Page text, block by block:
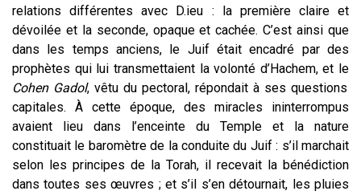
relations différentes avec D.ieu : la première claire et
dévoilée et la seconde, opaque et cachée. C’est ainsi que
dans les temps anciens, le Juif était encadré par des
prophètes qui lui transmettaient la volonté d’Hachem, et le
Cohen Gadol, vêtu du pectoral, répondait à ses questions
capitales. À cette époque, des miracles ininterrompus
avaient lieu dans l’enceinte du Temple et la nature
constituait le baromètre de la conduite du Juif : s’il marchait
selon les principes de la Torah, il recevait la bénédiction
dans toutes ses œuvres ; et s’il s’en détournait, les pluies